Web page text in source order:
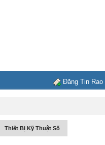
Đăng Tin Rao
Thiết Bị Kỹ Thuật Số